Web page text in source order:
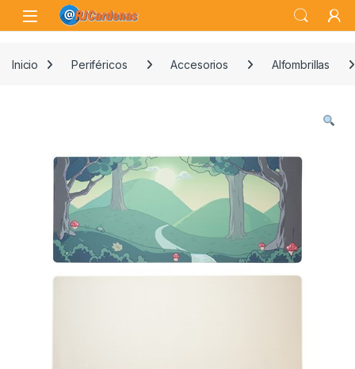
Skip to navigation
Skip to content
Open
Inicio Periféricos Accesorios Alfombrillas